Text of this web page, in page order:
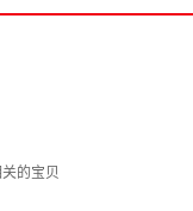
的宝贝